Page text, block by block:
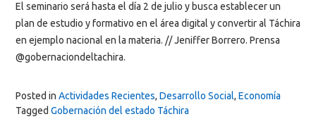
El seminario será hasta el día 2 de julio y busca establecer un
plan de estudio y formativo en el área digital y convertir al Táchira
en ejemplo nacional en la materia. // Jeniffer Borrero. Prensa
@gobernaciondeltachira.
Posted in Actividades Recientes, Desarrollo Social, Economía
Tagged Gobernación del estado Táchira